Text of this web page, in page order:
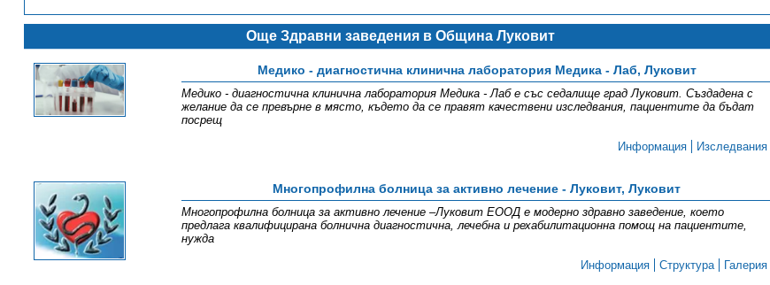
Още Здравни заведения в Община Луковит
Медико - диагностична клинична лаборатория Медика - Лаб, Луковит
Медико - диагностична клинична лаборатория Медика - Лаб е със седалище град Луковит. Създадена с
желание да се превърне в място, където да се правят качествени изследвания, пациентите да бъдат
посрещ
Информация
Изследвания
Многопрофилна болница за активно лечение - Луковит, Луковит
Многопрофилна болница за активно лечение –Луковит ЕООД е модерно здравно заведение, което
предлага квалифицирана болнична диагностична, лечебна и рехабилитационна помощ на пациентите,
нужда
Информация
Структура Галерия